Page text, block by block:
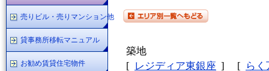
築地
[ レジディア東銀座 ] [
ら
売りビル・売りマンション他
貸事務所移転マニュアル
お勧め賃貸住宅物件